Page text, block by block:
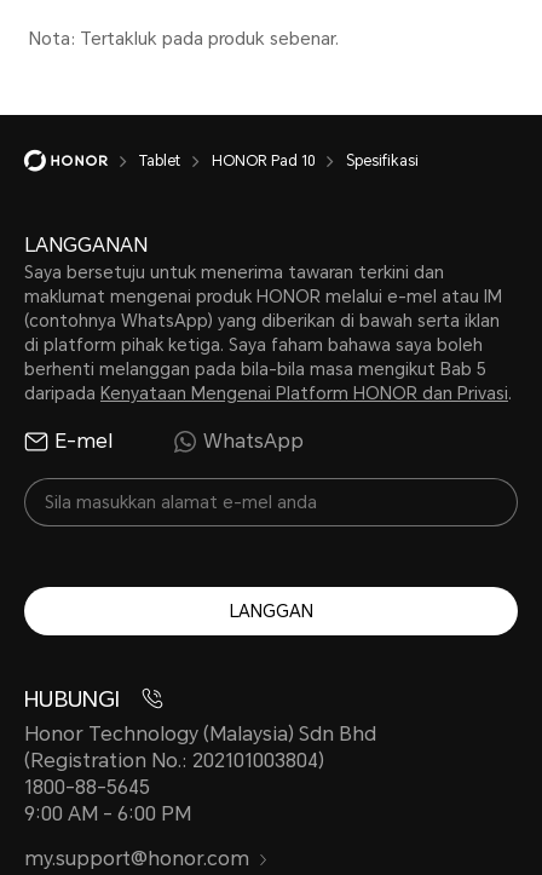
kerana sebahagian storan
Sistem Pengendalian
MagicOS 9.0 (Android 15)
Kamera
Kamera Belakang
Kamera 8MP (Fno2.0 AF)
Tablet HONOR Pad 10 Spesifikasi
LANGGANAN
Saya bersetuju untuk menerima tawaran terkini dan
maklumat mengenai produk HONOR melalui e-mel atau IM
(contohnya WhatsApp) yang diberikan di bawah serta iklan
di platform pihak ketiga. Saya faham bahawa saya boleh
berhenti melanggan pada bila-bila masa mengikut Bab 5
daripada Kenyataan Mengenai Platform HONOR dan Privasi.
E-mel WhatsApp
LANGGAN
HUBUNGI
Honor Technology (Malaysia) Sdn Bhd
(Registration No.: 202101003804)
1800-88-5645
9:00 AM - 6:00 PM
my.support@honor.com